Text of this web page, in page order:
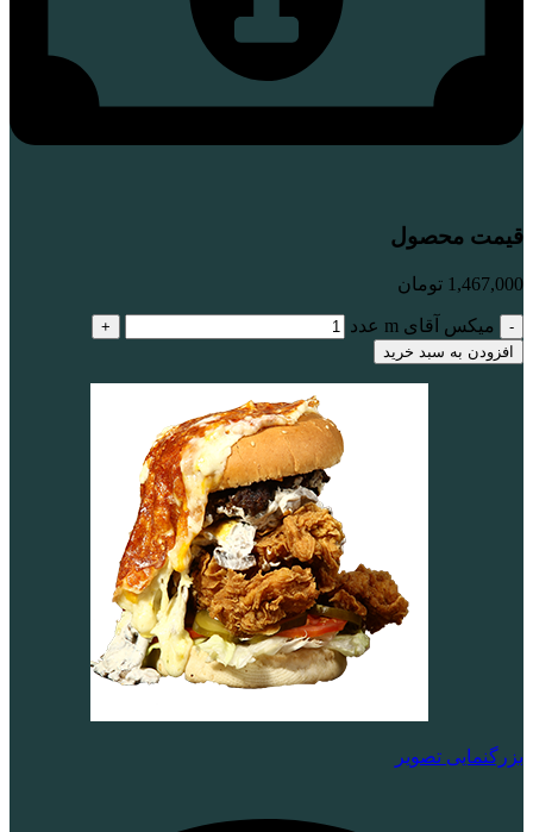
قیمت محصول
1,467,000 تومان
میکس آقای m عدد
افزودن به سبد خرید
بزرگنمایی تصویر